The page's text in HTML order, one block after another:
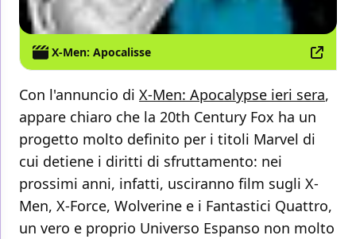
X-Men: Apocalisse
Con l'annuncio di X-Men: Apocalypse ieri sera,
appare chiaro che la 20th Century Fox ha un
progetto molto definito per i titoli Marvel di
cui detiene i diritti di sfruttamento: nei
prossimi anni, infatti, usciranno film sugli X-
Men, X-Force, Wolverine e i Fantastici Quattro,
un vero e proprio Universo Espanso non molto